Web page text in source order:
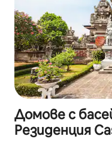
Домове с
Резиденция